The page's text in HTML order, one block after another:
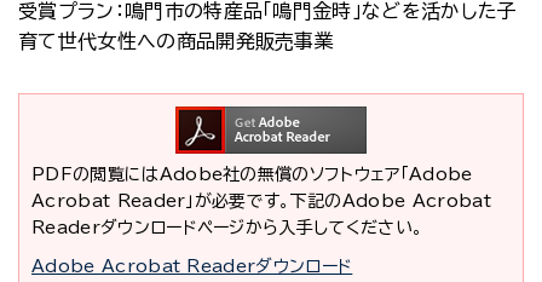
受賞プラン：鳴門市の特産品「鳴門金時」などを活かした子
育て世代女性への商品開発販売事業
PDFの閲覧にはAdobe社の無償のソフトウェア「Adobe
Acrobat Reader」が必要です。下記のAdobe Acrobat
Readerダウンロードページから入手してください。
Adobe Acrobat Readerダウンロード